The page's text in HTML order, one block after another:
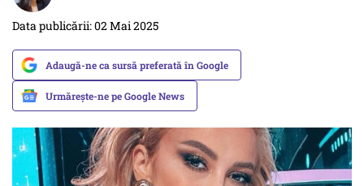
Data publicării: 02 Mai 2025
Adaugă-ne ca sursă preferată în Google
Urmărește-ne pe Google News